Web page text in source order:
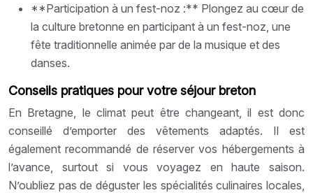
**Participation à un fest-noz :** Plongez au cœur de
la culture bretonne en participant à un fest-noz, une
fête traditionnelle animée par de la musique et des
danses.
Conseils pratiques pour votre séjour breton
En Bretagne, le climat peut être changeant, il est donc
conseillé d’emporter des vêtements adaptés. Il est
également recommandé de réserver vos hébergements à
l’avance, surtout si vous voyagez en haute saison.
N’oubliez pas de déguster les spécialités culinaires locales,